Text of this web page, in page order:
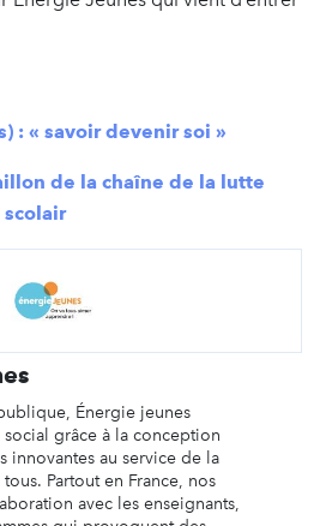
: « savoir devenir soi »
de la chaîne de la lutte
Énergie jeunes
grâce à la conception
innovantes au service de la
Partout en France, nos
avec les enseignants,